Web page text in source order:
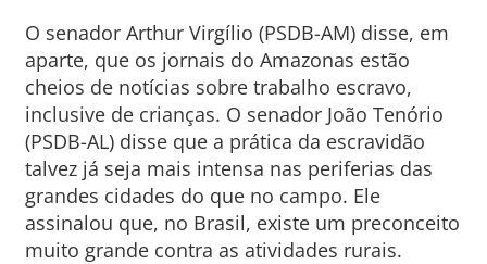
O senador Arthur Virgílio (PSDB-AM) disse, em
aparte, que os jornais do Amazonas estão
cheios de notícias sobre trabalho escravo,
inclusive de crianças. O senador João Tenório
(PSDB-AL) disse que a prática da escravidão
talvez já seja mais intensa nas periferias das
grandes cidades do que no campo. Ele
assinalou que, no Brasil, existe um preconceito
muito grande contra as atividades rurais.